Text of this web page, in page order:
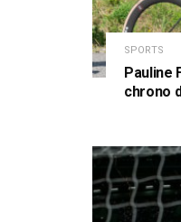
SPORTS
Pauline
chrono